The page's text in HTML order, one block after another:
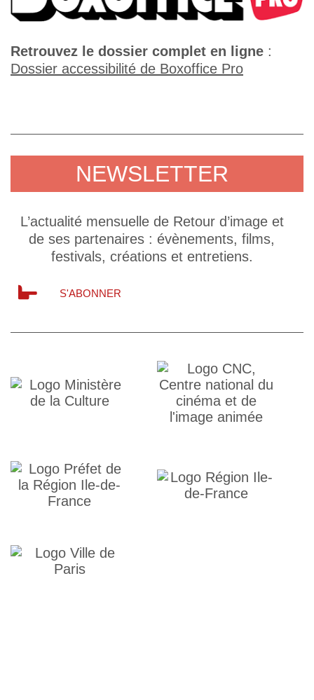
Retrouvez le dossier complet en ligne :
Dossier accessibilité de Boxoffice Pro
NEWSLETTER
L’actualité mensuelle de Retour d’image et
de ses partenaires : évènements, films,
festivals, créations et entretiens.
S'ABONNER